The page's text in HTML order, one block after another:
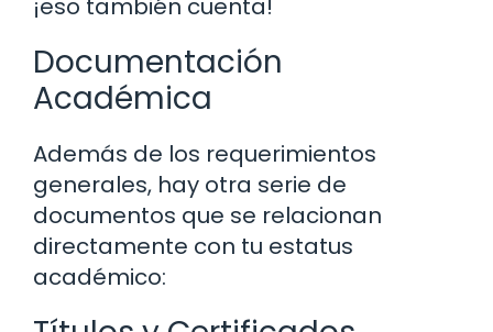
¡eso también cuenta!
Documentación
Académica
Además de los requerimientos
generales, hay otra serie de
documentos que se relacionan
directamente con tu estatus
académico: